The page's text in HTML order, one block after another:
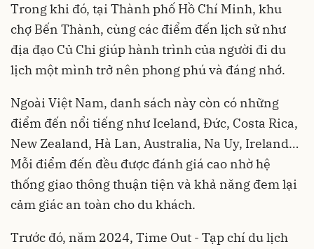
Trong khi đó, tại Thành phố Hồ Chí Minh, khu
chợ Bến Thành, cùng các điểm đến lịch sử như
địa đạo Củ Chi giúp hành trình của người đi du
lịch một mình trở nên phong phú và đáng nhớ.
Ngoài Việt Nam, danh sách này còn có những
điểm đến nổi tiếng như Iceland, Đức, Costa Rica,
New Zealand, Hà Lan, Australia, Na Uy, Ireland…
Mỗi điểm đến đều được đánh giá cao nhờ hệ
thống giao thông thuận tiện và khả năng đem lại
cảm giác an toàn cho du khách.
Trước đó, năm 2024, Time Out - Tạp chí du lịch